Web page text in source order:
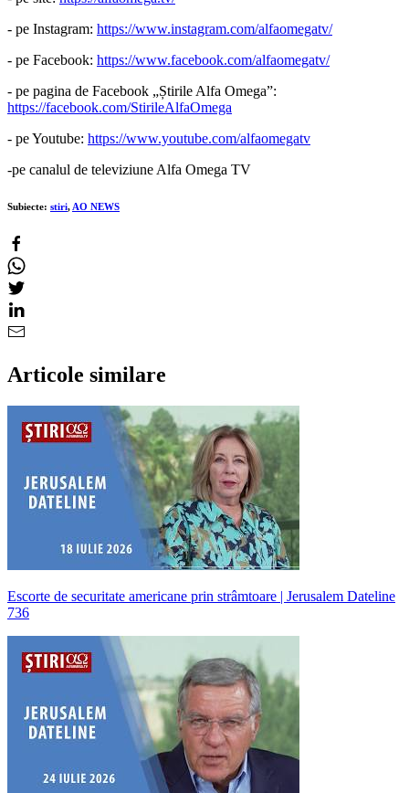
- pe Instagram: https://www.instagram.com/alfaomegatv/
- pe Facebook: https://www.facebook.com/alfaomegatv/
- pe pagina de Facebook „Știrile Alfa Omega”:
https://facebook.com/StirileAlfaOmega
- pe Youtube: https://www.youtube.com/alfaomegatv
-pe canalul de televiziune Alfa Omega TV
Subiecte: stiri, AO NEWS
Articole similare
Escorte de securitate americane prin strâmtoare | Jerusalem Dateline
736